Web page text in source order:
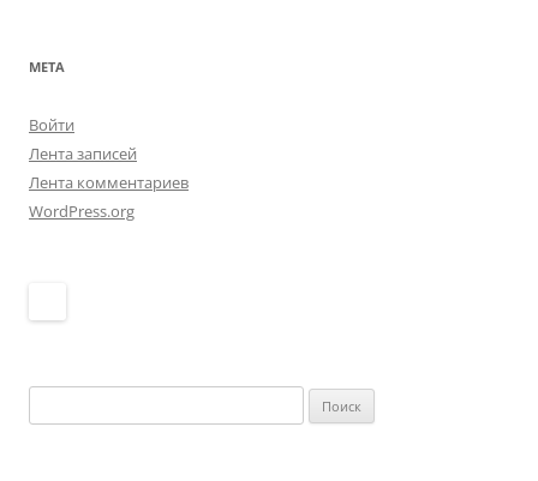
МЕТА
Войти
Лента записей
Лента комментариев
WordPress.org